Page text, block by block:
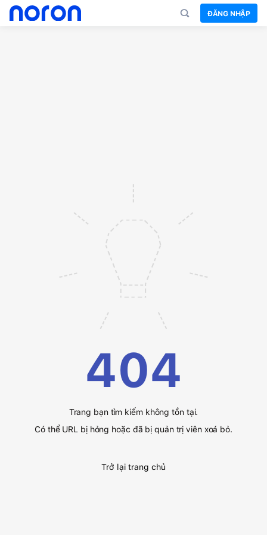
ĐĂNG NHẬP
404
Trang bạn tìm kiếm không tồn tại.
Có thể URL bị hỏng hoặc đã bị quản trị viên xoá bỏ.
Trở lại trang chủ